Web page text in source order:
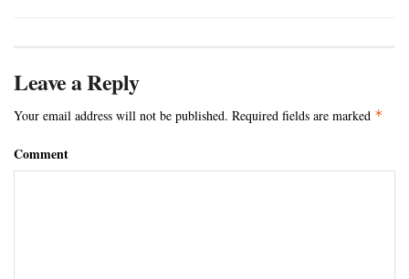
Leave a Reply
Your email address will not be published. Required fields are marked *
Comment